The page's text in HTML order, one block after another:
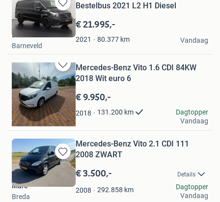
Bewaren
in
Mijn
Favorieten
Bestelbus 2021 L2 H1 Diesel
€ 21.995,-
2021 80.377 km
Dutchvans.com
Barneveld
Vandaag
Bewaren
in
Mijn
Favorieten
Mercedes-Benz Vito 1.6 CDI 84KW
2018 Wit euro 6
€ 9.950,-
2018 131.200 km
l.van eijk
Badhoevedorp
Dagtopper
Vandaag
Bewaren
in
Favorieten
Mercedes-Benz Vito 2.1 CDI 111
2008 ZWART
€ 3.500,- Details
2008 292.858 km
Marc
Breda
Dagtopper
Vandaag